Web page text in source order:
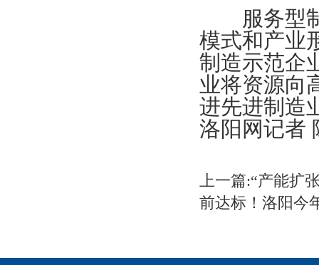
服务型制
模式和产业
制造示范企
业将资源向
进先进制造
洛阳网记者
上一篇:“产能扩
前达标！洛阳今